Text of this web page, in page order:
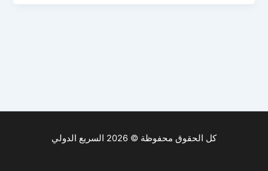
كل الحقوق محفوظة © 2026 السريع الدولي